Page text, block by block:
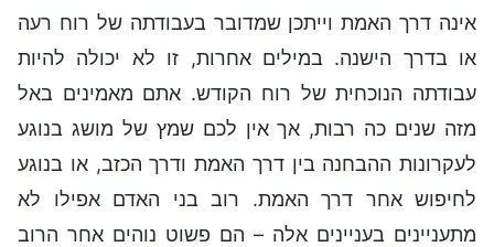
אינה דרך האמת וייתכן שמדובר בעבודתה של רוח רעה
או בדרך הישנה. במילים אחרות, זו לא יכולה להיות
עבודתה הנוכחית של רוח הקודש. אתם מאמינים באל
מזה שנים כה רבות, אך אין לכם שמץ של מושג בנוגע
לעקרונות ההבחנה בין דרך האמת ודרך הכזב, או בנוגע
לחיפוש אחר דרך האמת. רוב בני האדם אפילו לא
מתעניינים בעניינים אלה – הם פשוט נוהים אחר הרוב